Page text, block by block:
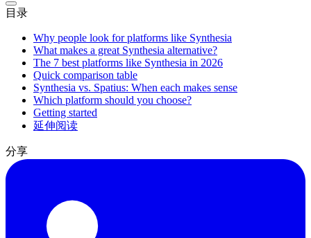
目录
Why people look for platforms like Synthesia
What makes a great Synthesia alternative?
The 7 best platforms like Synthesia in 2026
Quick comparison table
Synthesia vs. Spatius: When each makes sense
Which platform should you choose?
Getting started
延伸阅读
分享